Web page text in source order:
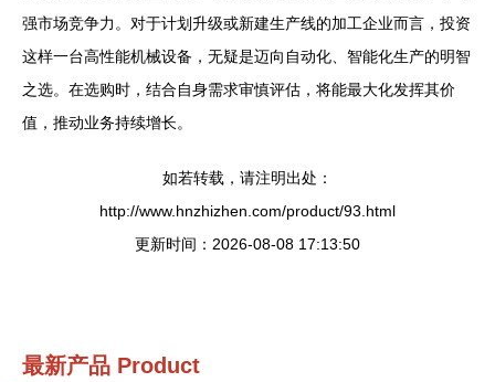
强市场竞争力。对于计划升级或新建生产线的加工企业而言，投资
这样一台高性能机械设备，无疑是迈向自动化、智能化生产的明智
之选。在选购时，结合自身需求审慎评估，将能最大化发挥其价
值，推动业务持续增长。
如若转载，请注明出处：
http://www.hnzhizhen.com/product/93.html
更新时间：2026-08-08 17:13:50
最新产品 Product